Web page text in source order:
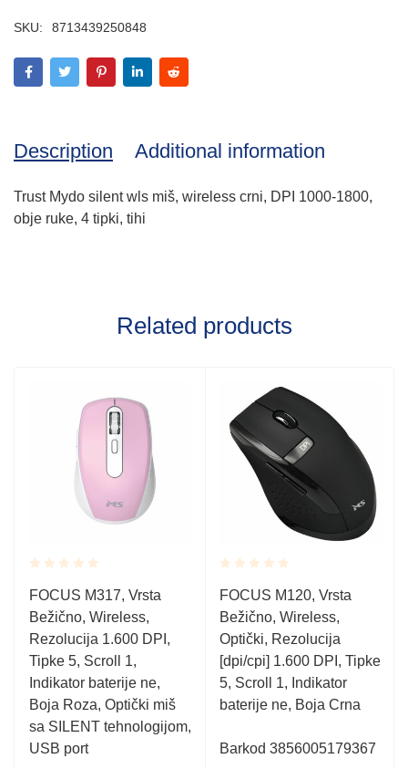
SKU: 8713439250848
Description Additional information
Trust Mydo silent wls miš, wireless crni, DPI 1000-1800,
obje ruke, 4 tipki, tihi
Related products
Rated
0.001
out
of
5
FOCUS M317, Vrsta
Bežično, Wireless,
Rezolucija 1.600 DPI,
Tipke 5, Scroll 1,
Indikator baterije ne,
Boja Roza, Optički miš
sa SILENT tehnologijom,
USB port
Rated
0.001
out
of
5
FOCUS M120, Vrsta
Bežično, Wireless,
Optički, Rezolucija
[dpi/cpi] 1.600 DPI, Tipke
5, Scroll 1, Indikator
baterije ne, Boja Crna
Barkod 3856005179367